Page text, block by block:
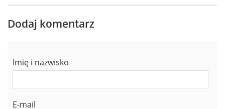
Dodaj komentarz
Imię i nazwisko
E-mail